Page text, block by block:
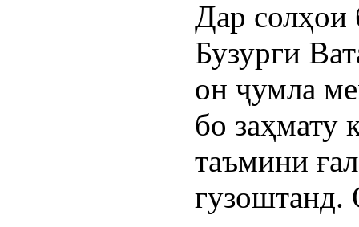
Дар солҳои
Бузурги
он ҷумла
бо заҳмату
таъмини
гузоштанд.